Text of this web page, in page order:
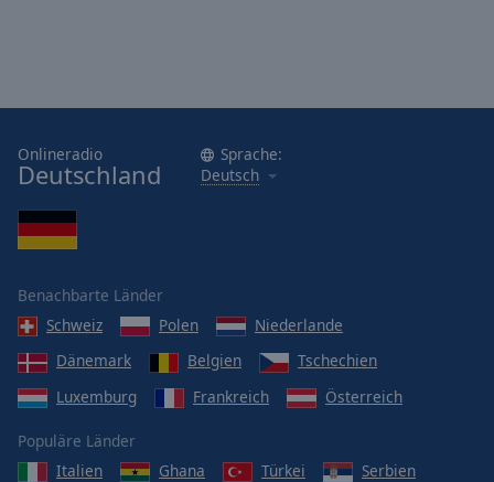
Onlineradio
Deutschland
Sprache:
Deutsch
Benachbarte Länder
Schweiz
Polen
Niederlande
Dänemark
Belgien
Tschechien
Luxemburg
Frankreich Österreich
Populäre Länder
Italien
Ghana Türkei Serbien